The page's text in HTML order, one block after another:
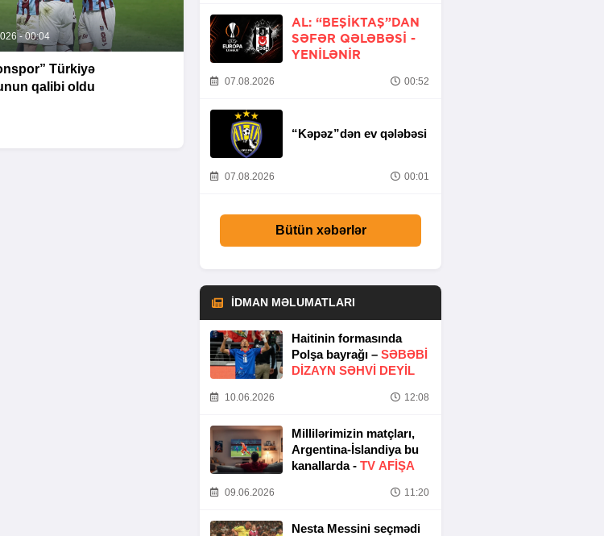
- 00:04
Türkiyə
qalibi oldu
AL: “BEŞIKTAŞ”DAN
SƏFƏR QƏLƏBƏSI -
YENİLƏNİR
07.08.2026 00:52
“Kəpəz”dən ev qələbəsi
07.08.2026 00:01
Bütün xəbərlər
İDMAN MƏLUMATLARI
Haitinin formasında
Polşa bayrağı – SƏBƏBI
DIZAYN SƏHVI DEYIL
10.06.2026 12:08
Millilərimizin matçları,
Argentina-İslandiya bu
kanallarda - TV AFİŞA
09.06.2026 11:20
Nesta Messini seçmədi